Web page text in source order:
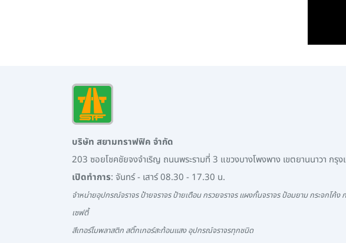
บริษัท สยามทราฟฟิค จำกัด
203 ซอยโชคชัยจงจำเริญ ถนนพระรามที่ 3 แขวงบางโพงพาง เขตยานนาวา กรุ
เปิดทำการ: จันทร์ - เสาร์ 08.30 - 17.30 น.
จำหน่ายอุปกรณ์จราจร ป้ายจราจร ป้ายเตือน กรวยจราจร แผงกั้นจราจร ป้อมยาม กระจกโค้ง
เซฟตี้
สีเทอร์โมพลาสติก สติ๊กเกอร์สะท้อนแสง อุปกรณ์จราจรทุกชนิด